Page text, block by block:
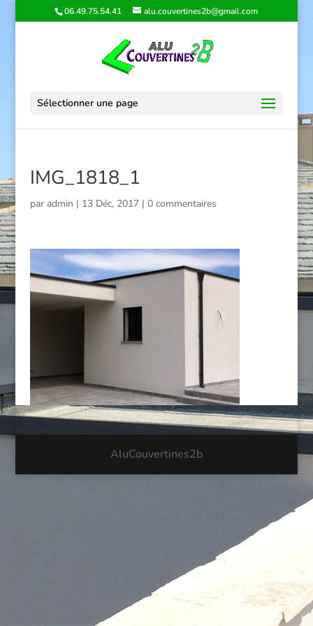
06.49.75.54.41 alu.couvertines2b@gmail.com
Sélectionner une page
IMG_1818_1
par admin | 13 Déc, 2017| 0 commentaires
AluCouvertines2b